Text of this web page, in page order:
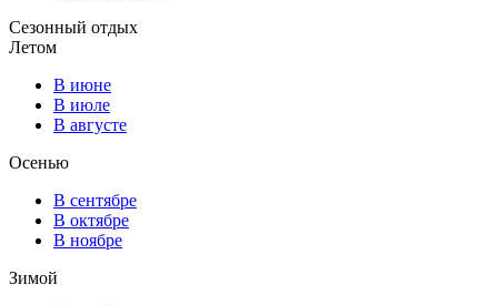
Сезонный отдых
Летом
В июне
В июле
В августе
Осенью
В сентябре
В октябре
В ноябре
Зимой